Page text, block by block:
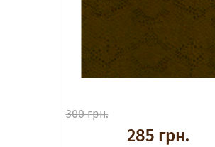
300 грн.
285 грн.